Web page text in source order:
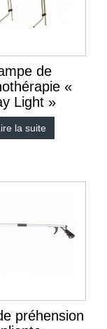
de
«
Light »
la suite
préhension